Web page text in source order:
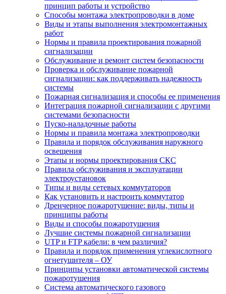
принцип работы и устройство
Способы монтажа электропроводки в доме
Виды и этапы выполнения электромонтажных
работ
Нормы и правила проектирования пожарной
сигнализации
Обслуживание и ремонт систем безопасности
Проверка и обслуживание пожарной
сигнализации: как поддерживать надежность
системы
Пожарная сигнализация и способы ее применения
Интеграция пожарной сигнализации с другими
системами безопасности
Пуско-наладочные работы
Нормы и правила монтажа электропроводки
Правила и порядок обслуживания наружного
освещения
Этапы и нормы проектирования СКС
Правила обслуживания и эксплуатации
электроустановок
Типы и виды сетевых коммутаторов
Как установить и настроить коммутатор
Дренчерное пожаротушение: виды, типы и
принципы работы
Виды и способы пожаротушения
Лучшие системы пожарной сигнализации
UTP и FTP кабели: в чем различия?
Правила и порядок применения углекислотного
огнетушителя – ОУ
Принципы установки автоматической системы
пожаротушения
Система автоматического газового